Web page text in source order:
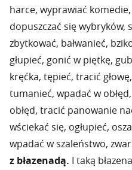
harce, wyprawiać
dopuszczać się wybryków,
zbytkować, bałwanieć,
głupieć, gonić w piętkę,
kręćka, tępieć, tracić
tumanieć, wpadać w
obłęd, tracić panowanie
wściekać się, ogłupieć,
wpadać w szaleństwo,
z błazenadą. I taką